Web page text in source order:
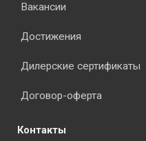
Вакансии
Достижения
Дилерские сертификаты
Договор-оферта
Контакты